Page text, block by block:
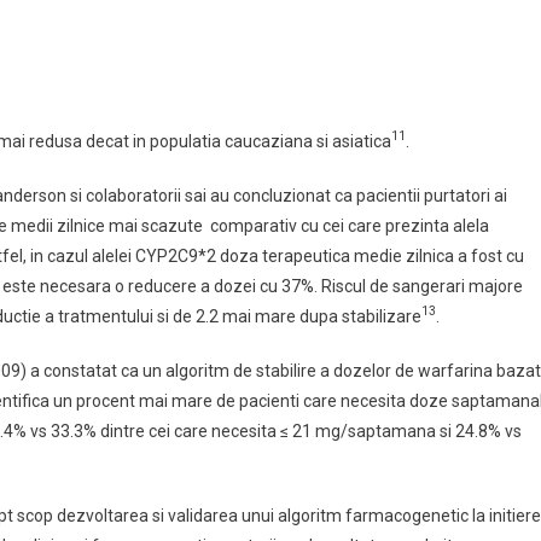
redusa decat in populatia caucaziana si asiatica11
si colaboratorii sai au concluzionat ca pacientii purtatori ai
medii zilnice mai scazute comparativ cu cei care prezinta alela
in cazul alelei CYP2C9*2 doza terapeutica medie zilnica a fost cu
necesara o reducere a dozei cu 37%. Riscul de sangerari majore
a tratmentului si de 2.2 mai mare dupa stabilizare13
a constatat ca un algoritm de stabilire a dozelor de warfarina bazat
un procent mai mare de pacienti care necesita doze
vs 33.3% dintre cei care necesita ≤ 21 mg/saptamana si 24.8% vs
scop dezvoltarea si validarea unui algoritm farmacogenetic la